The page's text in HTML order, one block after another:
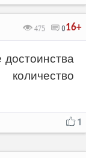
16+
475 0
1